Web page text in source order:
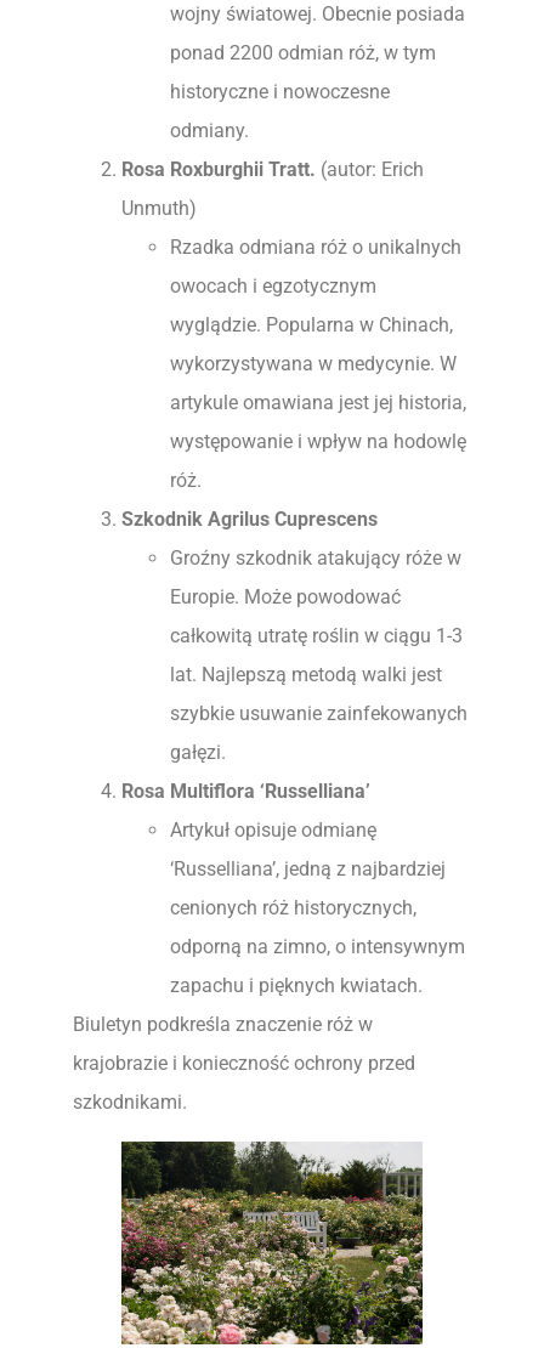
wojny światowej. Obecnie posiada
ponad 2200 odmian róż, w tym
historyczne i nowoczesne
odmiany.
Rosa Roxburghii Tratt. (autor: Erich
Unmuth)
Rzadka odmiana róż o unikalnych
owocach i egzotycznym
wyglądzie. Popularna w Chinach,
wykorzystywana w medycynie. W
artykule omawiana jest jej historia,
występowanie i wpływ na hodowlę
róż.
Szkodnik Agrilus Cuprescens
Groźny szkodnik atakujący róże w
Europie. Może powodować
całkowitą utratę roślin w ciągu 1-3
lat. Najlepszą metodą walki jest
szybkie usuwanie zainfekowanych
gałęzi.
Rosa Multiflora ‘Russelliana’
Artykuł opisuje odmianę
‘Russelliana’, jedną z najbardziej
cenionych róż historycznych,
odporną na zimno, o intensywnym
zapachu i pięknych kwiatach.
Biuletyn podkreśla znaczenie róż w
krajobrazie i konieczność ochrony przed
szkodnikami.